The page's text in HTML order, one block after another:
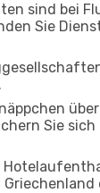
sind bei
Sie
Sie